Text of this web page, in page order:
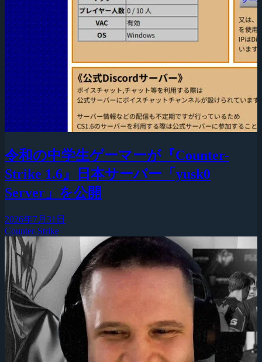
令和の中学生ゲーマーが『Counter-
Strike 1.6』日本サーバー「yusk0
Server」を公開
2026年7月31日
Counter-Strike